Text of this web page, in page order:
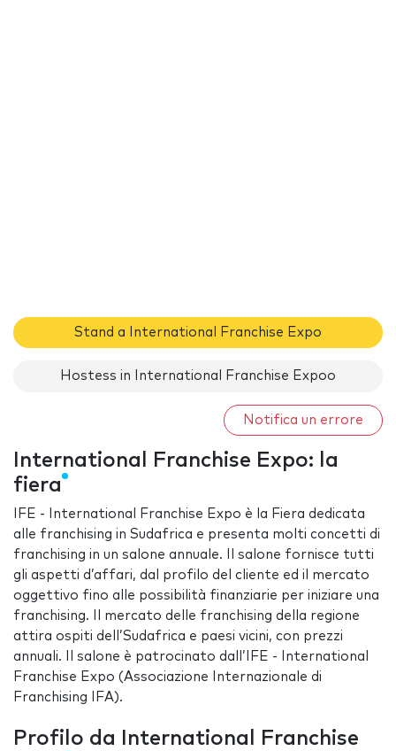
Stand a International Franchise Expo
Hostess in International Franchise Expoo
Notifica un errore
International Franchise Expo: la
fiera
IFE - International Franchise Expo è la Fiera dedicata
alle franchising in Sudafrica e presenta molti concetti di
franchising in un salone annuale. Il salone fornisce tutti
gli aspetti d’affari, dal profilo del cliente ed il mercato
oggettivo fino alle possibilità finanziarie per iniziare una
franchising. Il mercato delle franchising della regione
attira ospiti dell’Sudafrica e paesi vicini, con prezzi
annuali. Il salone è patrocinato dall’IFE - International
Franchise Expo (Associazione Internazionale di
Franchising IFA).
Profilo da International Franchise